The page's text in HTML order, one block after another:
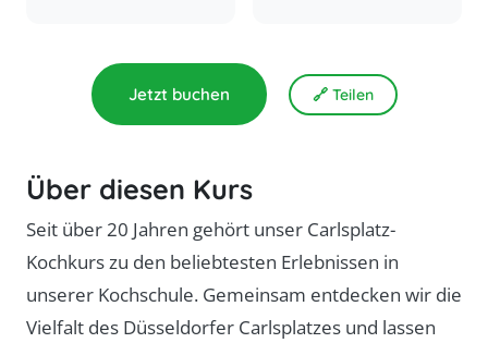
Jetzt buchen 🔗 Teilen
Über diesen Kurs
Seit über 20 Jahren gehört unser Carlsplatz-
Kochkurs zu den beliebtesten Erlebnissen in
unserer Kochschule. Gemeinsam entdecken wir die
Vielfalt des Düsseldorfer Carlsplatzes und lassen